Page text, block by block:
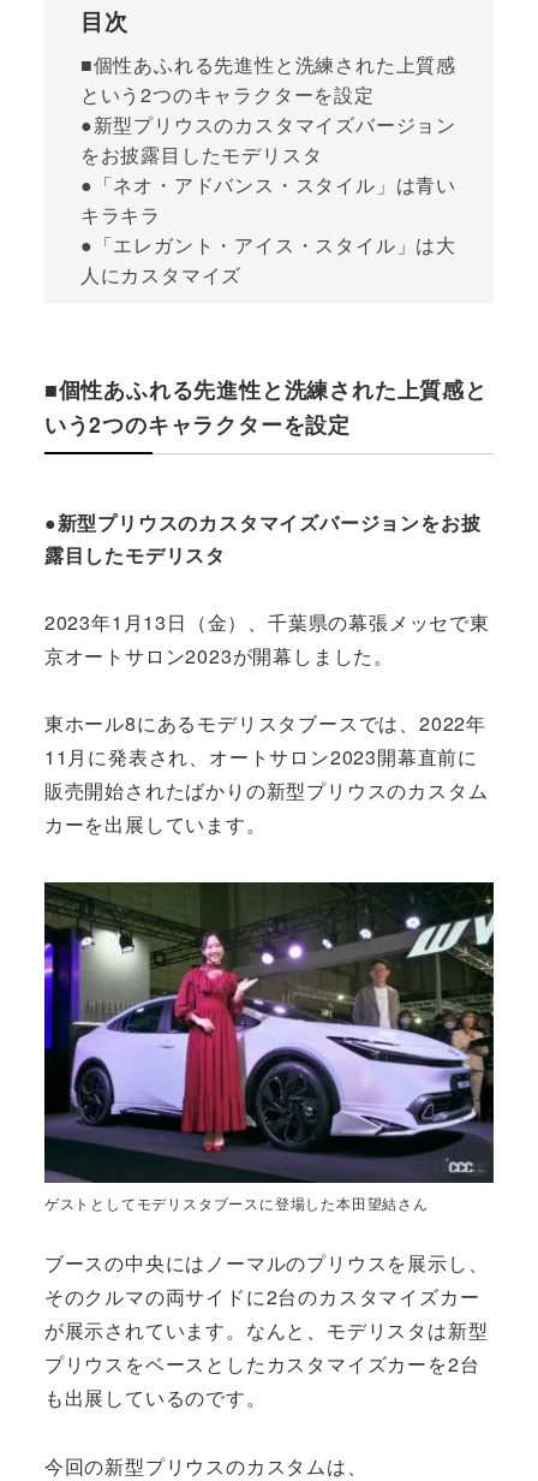
目次
■個性あふれる先進性と洗練された上質感
という2つのキャラクターを設定
●新型プリウスのカスタマイズバージョン
をお披露目したモデリスタ
●「ネオ・アドバンス・スタイル」は青い
キラキラ
●「エレガント・アイス・スタイル」は大
人にカスタマイズ
■個性あふれる先進性と洗練された上質感と
いう2つのキャラクターを設定
●新型プリウスのカスタマイズバージョンをお披
露目したモデリスタ
2023年1月13日（金）、千葉県の幕張メッセで東
京オートサロン2023が開幕しました。
東ホール8にあるモデリスタブースでは、2022年
11月に発表され、オートサロン2023開幕直前に
販売開始されたばかりの新型プリウスのカスタム
カーを出展しています。
ゲストとしてモデリスタブースに登場した本田望結さん
ブースの中央にはノーマルのプリウスを展示し、
そのクルマの両サイドに2台のカスタマイズカー
が展示されています。なんと、モデリスタは新型
プリウスをベースとしたカスタマイズカーを2台
も出展しているのです。
今回の新型プリウスのカスタムは、